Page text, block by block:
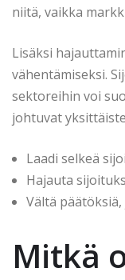
niitä, vaikka
Lisäksi
vähentämiseksi.
sektoreihin voi
johtuvat
Laadi selkeä
Hajauta
Vältä
Mitkä